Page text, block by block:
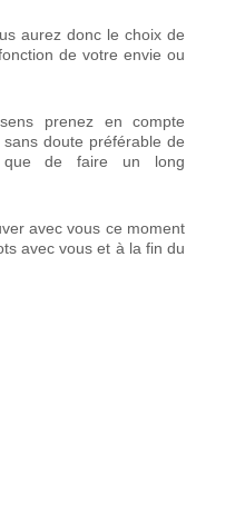
aurez donc le choix de
de votre envie ou
prenez en compte
doute préférable de
de faire un long
avec vous ce moment
avec vous et à la fin du